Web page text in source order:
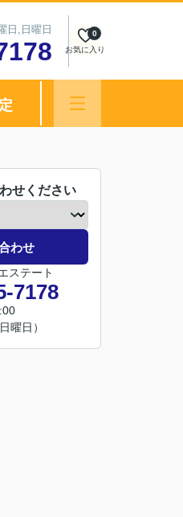
日,日曜日
お気に入り
0
せください
わせ
ステート
7178
曜日）